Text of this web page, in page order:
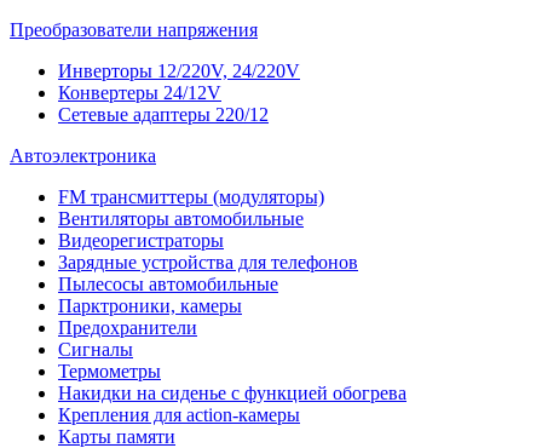
Преобразователи напряжения
Инверторы 12/220V, 24/220V
Конвертеры 24/12V
Сетевые адаптеры 220/12
Автоэлектроника
FM трансмиттеры (модуляторы)
Вентиляторы автомобильные
Видеорегистраторы
Зарядные устройства для телефонов
Пылесосы автомобильные
Парктроники, камеры
Предохранители
Сигналы
Термометры
Накидки на сиденье с функцией обогрева
Крепления для action-камеры
Карты памяти